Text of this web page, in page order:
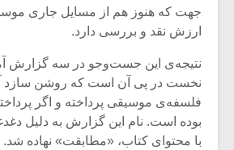
جهت که هنوز هم از مسایل جاری
ارزش نقد و بررسی دارد.
نتیجه‌ی این جست‌وجو در سه گزارش
نخست در پی آن است که روشن سازد
فلسفه‌ی موسیقی پرداخته و اگر
بوده است. نام این گزارش به دلیل
با محتوای کتاب، «مطابقت» نهاده